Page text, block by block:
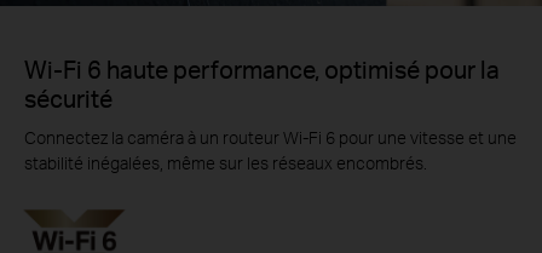
Wi-Fi 6 haute performance, optimisé pour la
sécurité
Connectez la caméra à un routeur Wi-Fi 6 pour une vitesse et une
stabilité inégalées, même sur les réseaux encombrés.